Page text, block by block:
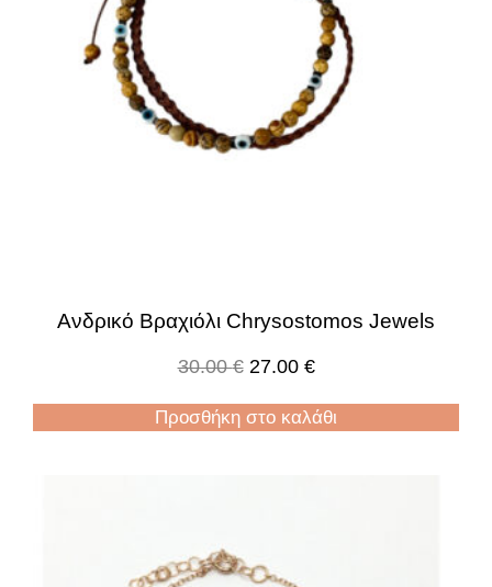
Ανδρικό Βραχιόλι Chrysostomos Jewels
30.00€ 27.00 €
Προσθήκη στο καλάθι